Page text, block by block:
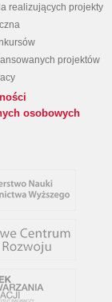
realizujących projekty
projektów
osobowych